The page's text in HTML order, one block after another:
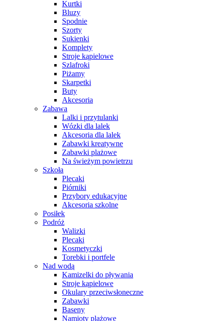
Kurtki
Bluzy
Spodnie
Szorty
Sukienki
Komplety
Stroje kąpielowe
Szlafroki
Piżamy
Skarpetki
Buty
Akcesoria
Zabawa
Lalki i przytulanki
Wózki dla lalek
Akcesoria dla lalek
Zabawki kreatywne
Zabawki plażowe
Na świeżym powietrzu
Szkoła
Plecaki
Piórniki
Przybory edukacyjne
Akcesoria szkolne
Posiłek
Podróż
Walizki
Plecaki
Kosmetyczki
Torebki i portfele
Nad wodą
Kamizelki do pływania
Stroje kąpielowe
Okulary przeciwsłoneczne
Zabawki
Baseny
Namioty plażowe